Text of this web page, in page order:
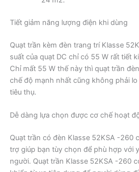
Tiết giảm năng lượng điện khi dùng
Quạt trần kèm đèn trang trí Klasse
suất của quạt DC chỉ có 55 W rất tiết
Chỉ mất 55 W thế này thì quạt trần
chế độ mạnh nhất cũng không phải
tiêu thụ.
Dễ dàng lựa chọn được cơ chế hoạt
Quạt trần có đèn Klasse 52KSA -260
trợ giúp bạn tùy chọn để phù hợp với
người. Quạt trần Klasse 52KSA -260